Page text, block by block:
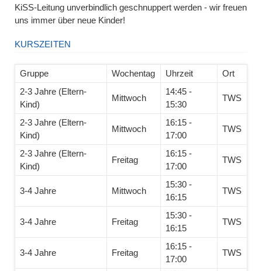
KiSS-Leitung unverbindlich geschnuppert werden - wir freuen
uns immer über neue Kinder!
KURSZEITEN
Gruppe Wochentag Uhrzeit
Ort
2-3 Jahre (Eltern-
Kind)
Mittwoch
14:45 -
15:30
TWS
2-3 Jahre (Eltern-
Kind)
Mittwoch
16:15 -
17:00
TWS
2-3 Jahre (Eltern-
Kind)
Freitag
16:15 -
17:00
TWS
3-4 Jahre Mittwoch
15:30 -
16:15
TWS
3-4 Jahre Freitag
15:30 -
16:15
TWS
3-4 Jahre Freitag
16:15 -
17:00
TWS